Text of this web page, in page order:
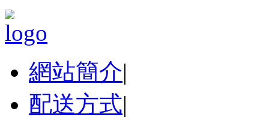
網站簡介|
配送方式|